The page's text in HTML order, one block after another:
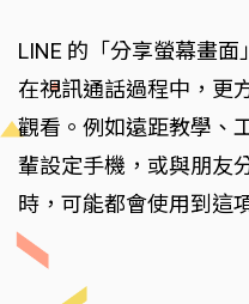
LINE 的「分享螢幕畫
在視訊通話過程中，更
觀看。例如遠距教學、
輩設定手機，或與朋友
時，可能都會使用到這